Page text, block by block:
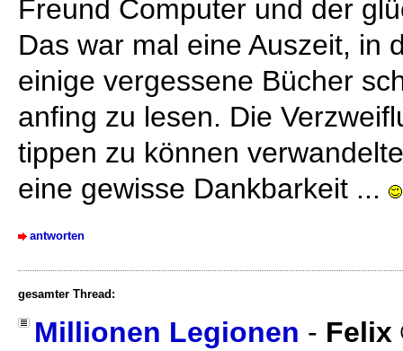
Freund Computer und der
Das war mal eine Auszeit, in
einige vergessene Bücher
anfing zu lesen. Die
tippen zu können
eine gewisse Dankbarkeit ...
antworten
gesamter Thread:
Millionen Legionen - Felix